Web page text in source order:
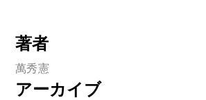
著者
萬秀憲
アーカイブ